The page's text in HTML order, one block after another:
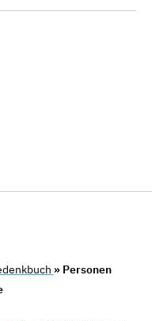
» Personen